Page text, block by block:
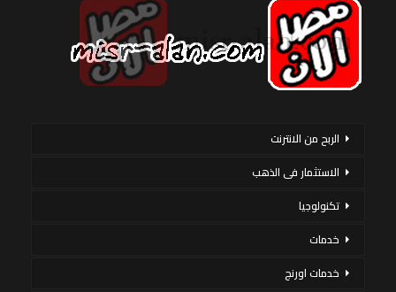
الربح من الانترنت
الاستثمار فى الذهب
تكنولوجيا
خدمات
خدمات اورنج